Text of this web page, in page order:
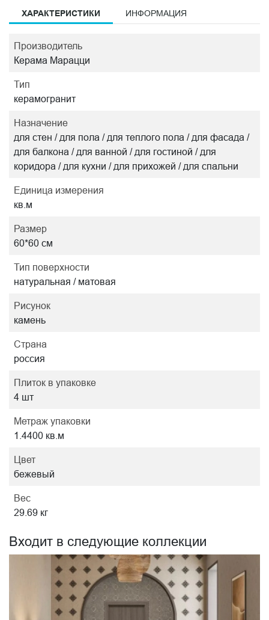
ХАРАКТЕРИСТИКИ ИНФОРМАЦИЯ
Производитель
Керама Марацци
Тип
керамогранит
Назначение
для стен / для пола / для теплого пола / для фасада /
для балкона / для ванной / для гостиной / для
коридора / для кухни / для прихожей / для спальни
Единица измерения
кв.м
Размер
60*60 см
Тип поверхности
натуральная / матовая
Рисунок
камень
Страна
россия
Плиток в упаковке
4 шт
Метраж упаковки
1.4400 кв.м
Цвет
бежевый
Вес
29.69 кг
Входит в следующие коллекции